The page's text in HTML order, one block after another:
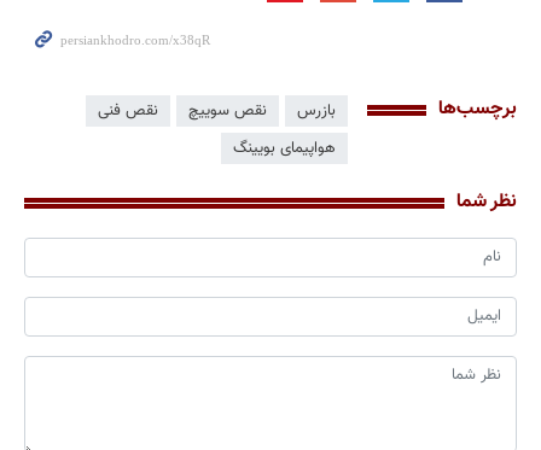
برچسب‌ها بازرس نقص سوییچ
نقص فنی
هواپیمای بویینگ
نظر شما